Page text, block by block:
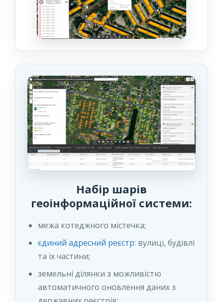
Набір шарів
геоінформаційної системи:
межа котеджного містечка;
єдиний адресний реєстр: вулиці, будівлі
та їх частини;
земельні ділянки з можливістю
автоматичного оновлення даних з